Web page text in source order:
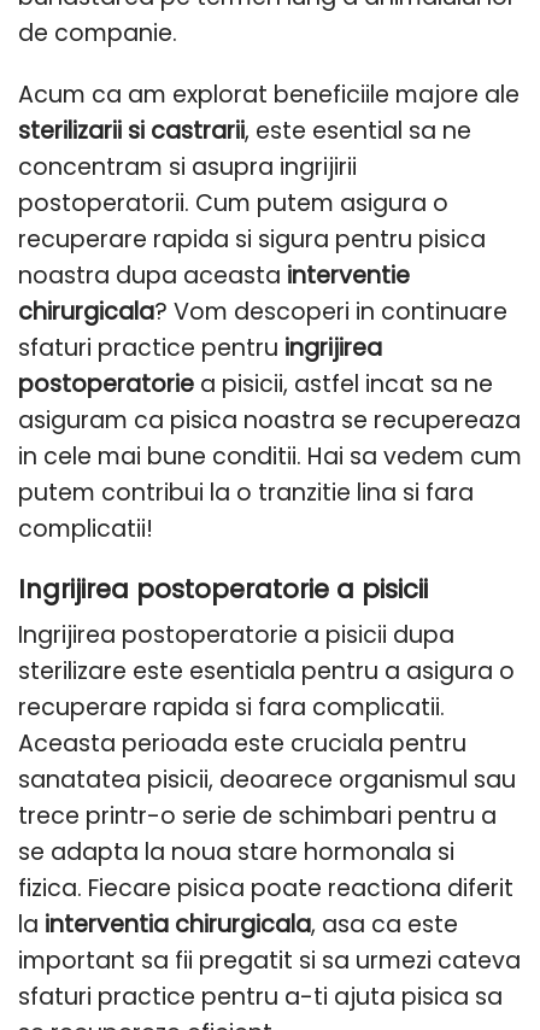
de companie.
Acum ca am explorat beneficiile majore ale
sterilizarii si castrarii, este esential sa ne
concentram si asupra ingrijirii
postoperatorii. Cum putem asigura o
recuperare rapida si sigura pentru pisica
noastra dupa aceasta interventie
chirurgicala? Vom descoperi in continuare
sfaturi practice pentru ingrijirea
postoperatorie a pisicii, astfel incat sa ne
asiguram ca pisica noastra se recupereaza
in cele mai bune conditii. Hai sa vedem cum
putem contribui la o tranzitie lina si fara
complicatii!
Ingrijirea postoperatorie a pisicii
Ingrijirea postoperatorie a pisicii dupa
sterilizare este esentiala pentru a asigura o
recuperare rapida si fara complicatii.
Aceasta perioada este cruciala pentru
sanatatea pisicii, deoarece organismul sau
trece printr-o serie de schimbari pentru a
se adapta la noua stare hormonala si
fizica. Fiecare pisica poate reactiona diferit
la interventia chirurgicala, asa ca este
important sa fii pregatit si sa urmezi cateva
sfaturi practice pentru a-ti ajuta pisica sa